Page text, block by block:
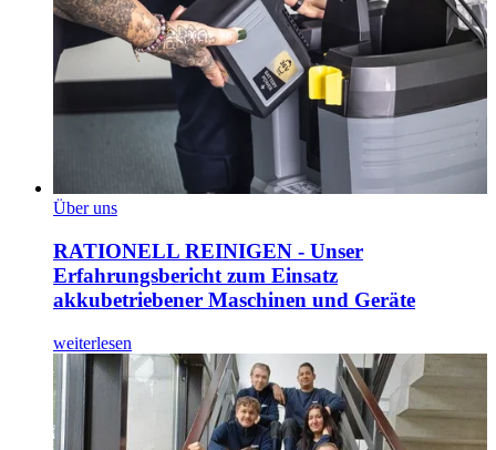
Über uns
RATIONELL REINIGEN - Unser
Erfahrungsbericht zum Einsatz
akkubetriebener Maschinen und Geräte
weiterlesen